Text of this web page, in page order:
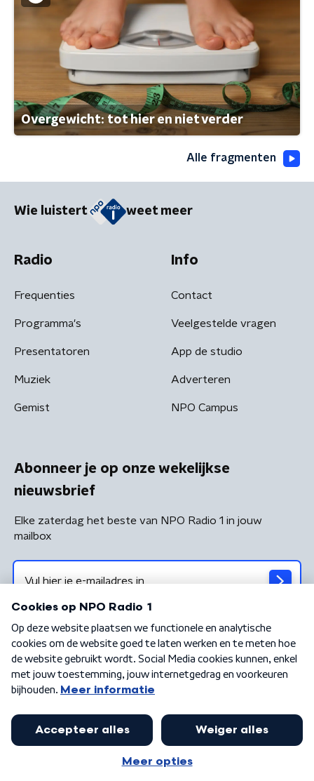
Overgewicht: tot hier en niet verder
Alle fragmenten
Wie luistert weet meer
Radio
Frequenties
Programma's
Presentatoren
Muziek
Gemist
Info
Contact
Veelgestelde vragen
App de studio
Adverteren
NPO Campus
Abonneer je op onze wekelijkse
nieuwsbrief
Elke zaterdag het beste van NPO Radio 1 in jouw
mailbox
Algemene voorwaarden